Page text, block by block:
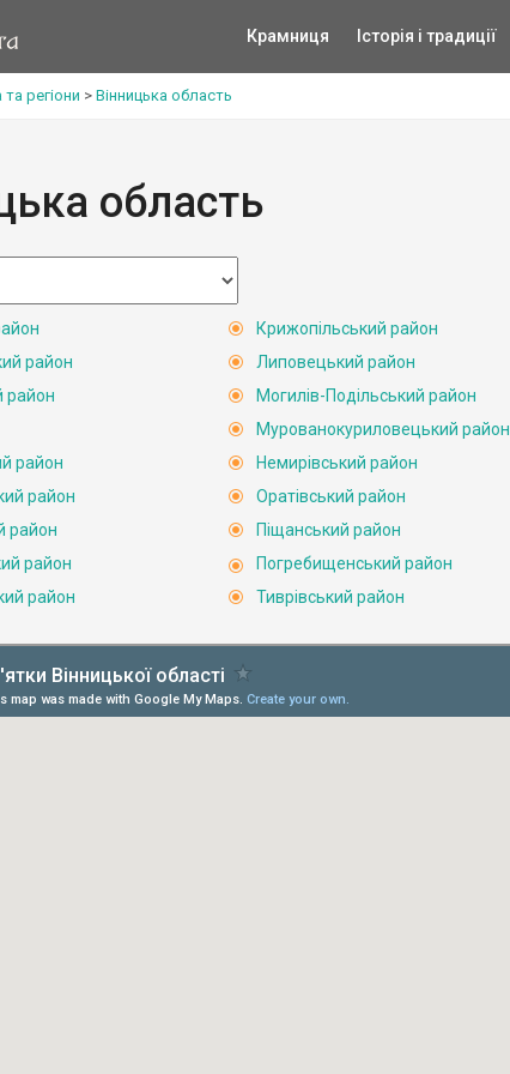
Крамниця Історія і традиції
та регіони > Вінницька область
область
район
район
район
район
район
район
район
Крижопільський район
Липовецький район
Могилів-Подільський район
Мурованокуриловецький район
Немирівський район
Оратівський район
Піщанський район
Погребищенський район
Тиврівський район